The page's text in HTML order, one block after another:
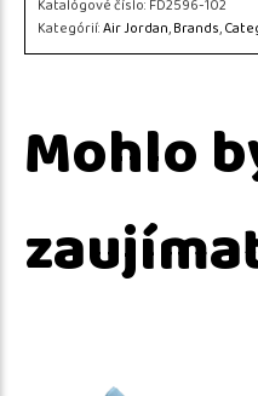
Katalógové číslo:FD2596-102
Kategórií:Air Jordan,Brands,
Mohlo